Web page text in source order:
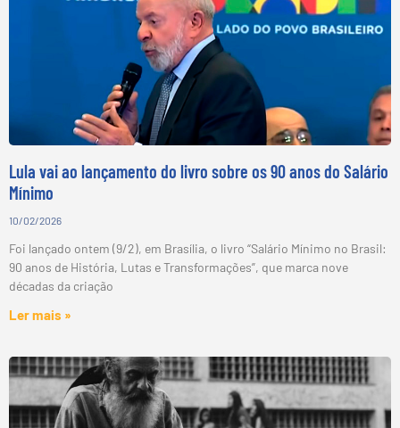
Lula vai ao lançamento do livro sobre os 90 anos do Salário
Mínimo
10/02/2026
Foi lançado ontem (9/2), em Brasília, o livro “Salário Mínimo no Brasil:
90 anos de História, Lutas e Transformações”, que marca nove
décadas da criação
Ler mais »